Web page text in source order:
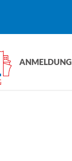
ANMELDUNG